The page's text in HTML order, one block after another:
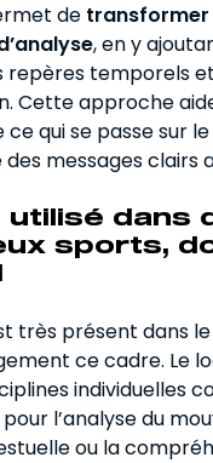
de transformer
, en y
repères temporels
Cette approche
qui se passe sur
messages clairs
utilisé dans
sports,
très présent dans
ce cadre. Le
individuelles
l’analyse du
ou la